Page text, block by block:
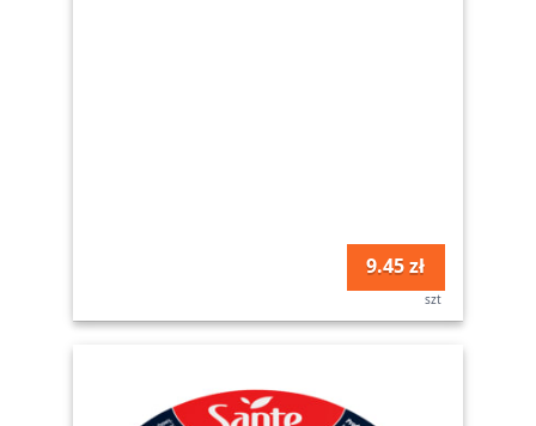
9.45 zł
szt